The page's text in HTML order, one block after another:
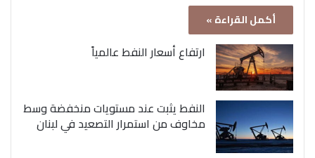
أكمل القراءة »
ارتفاع أسعار النفط عالمياً
النفط يثبت عند مستويات منخفضة وسط
مخاوف من استمرار التصعيد في لبنان